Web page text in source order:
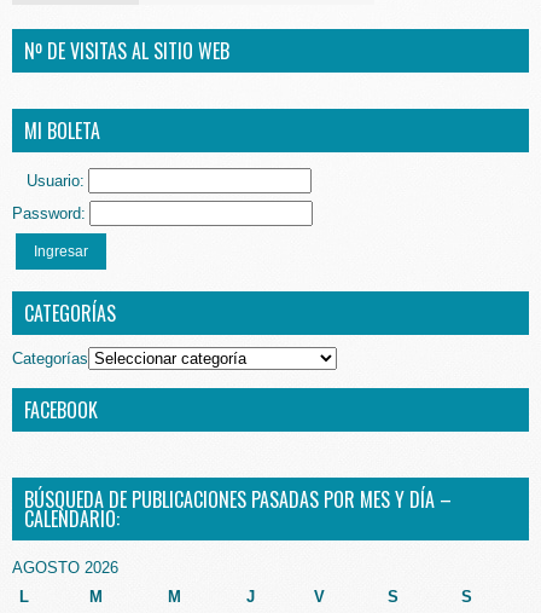
Nº DE VISITAS AL SITIO WEB
MI BOLETA
Usuario:
Password:
Ingresar
CATEGORÍAS
Categorías
FACEBOOK
BÚSQUEDA DE PUBLICACIONES PASADAS POR MES Y DÍA –
CALENDARIO:
AGOSTO 2026
L
M M J V S S